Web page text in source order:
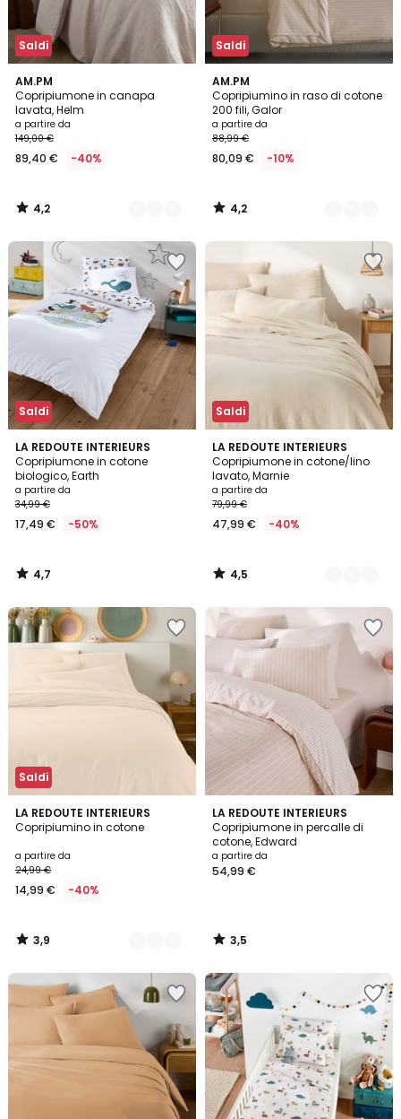
Saldi
AM.PM
Copripiumone in canapa
lavata, Helm
a partire da
149,00 €
89,40 € -40%
4,2
/ 5
13
Colori
4,2
/
Saldi
AM.PM
Copripiumino in raso di cotone
200 fili, Galor
a partire da
88,99 €
80,09 € -10%
4,2
/ 5
8
Colori
4,2
/
Saldi
LA REDOUTE INTERIEURS
Copripiumone in cotone
biologico, Earth
a partire da
34,99 €
17,49 € -50%
4,7
/ 5
4,7
/
Saldi
LA REDOUTE INTERIEURS
Copripiumone in cotone/lino
lavato, Marnie
a partire da
79,99 €
47,99 € -40%
4,5
/ 5
4
Colori
4,5
/
Saldi
LA REDOUTE INTERIEURS
Copripiumino in cotone
a partire da
24,99 €
14,99 € -40%
3,9
/ 5
6
Colori
3,9
/
LA REDOUTE INTERIEURS
Copripiumone in percalle di
cotone, Edward
a partire da
54,99 €
3,5
/ 5
3,5
/